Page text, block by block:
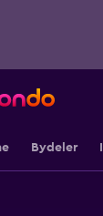
Bydeler